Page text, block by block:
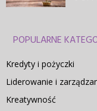
POPULARNE
Kredyty i pożyczki
Liderowanie i
Kreatywność